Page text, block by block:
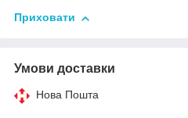
Приховати
Умови доставки
Нова Пошта